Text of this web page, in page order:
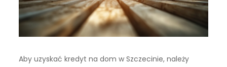
Aby uzyskać kredyt na dom w Szczecinie, należy